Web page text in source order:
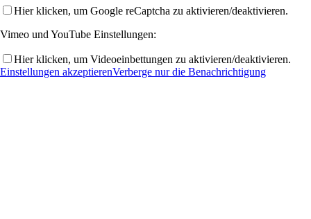
Hier klicken, um Google reCaptcha zu aktivieren/deaktivieren.
Vimeo und YouTube Einstellungen:
Hier klicken, um Videoeinbettungen zu aktivieren/deaktivieren.
Einstellungen akzeptierenVerberge nur die Benachrichtigung